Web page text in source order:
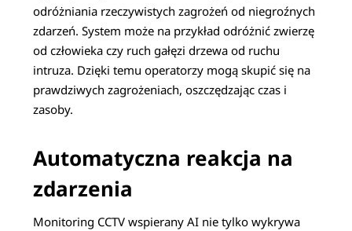
odróżniania rzeczywistych zagrożeń od niegroźnych
zdarzeń. System może na przykład odróżnić zwierzę
od człowieka czy ruch gałęzi drzewa od ruchu
intruza. Dzięki temu operatorzy mogą skupić się na
prawdziwych zagrożeniach, oszczędzając czas i
zasoby.
Automatyczna reakcja na
zdarzenia
Monitoring CCTV wspierany AI nie tylko wykrywa